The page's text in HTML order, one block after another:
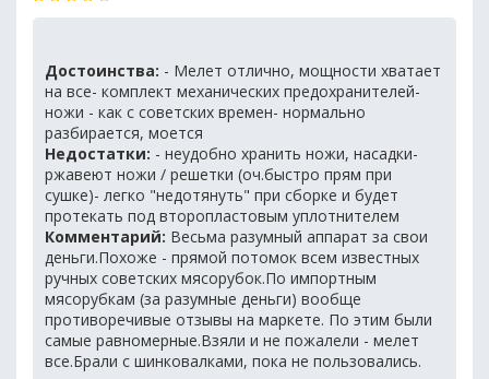
Достоинства: - Мелет отлично, мощности хватает
на все- комплект механических предохранителей-
ножи - как с советских времен- нормально
разбирается, моется
Недостатки: - неудобно хранить ножи, насадки-
ржавеют ножи / решетки (оч.быстро прям при
сушке)- легко "недотянуть" при сборке и будет
протекать под второпластовым уплотнителем
Комментарий: Весьма разумный аппарат за свои
деньги.Похоже - прямой потомок всем известных
ручных советских мясорубок.По импортным
мясорубкам (за разумные деньги) вообще
противоречивые отзывы на маркете. По этим были
самые равномерные.Взяли и не пожалели - мелет
все.Брали с шинковалками, пока не пользовались.